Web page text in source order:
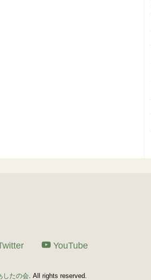
YouTube
したの会. All rights reserved.